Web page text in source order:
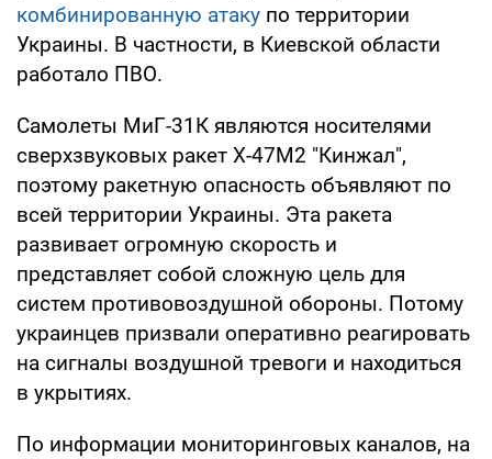
комбинированную атаку по территории
Украины. В частности, в Киевской области
работало ПВО.
Самолеты МиГ-31К являются носителями
сверхзвуковых ракет Х-47М2 "Кинжал",
поэтому ракетную опасность объявляют по
всей территории Украины. Эта ракета
развивает огромную скорость и
представляет собой сложную цель для
систем противовоздушной обороны. Потому
украинцев призвали оперативно реагировать
на сигналы воздушной тревоги и находиться
в укрытиях.
По информации мониторинговых каналов, на